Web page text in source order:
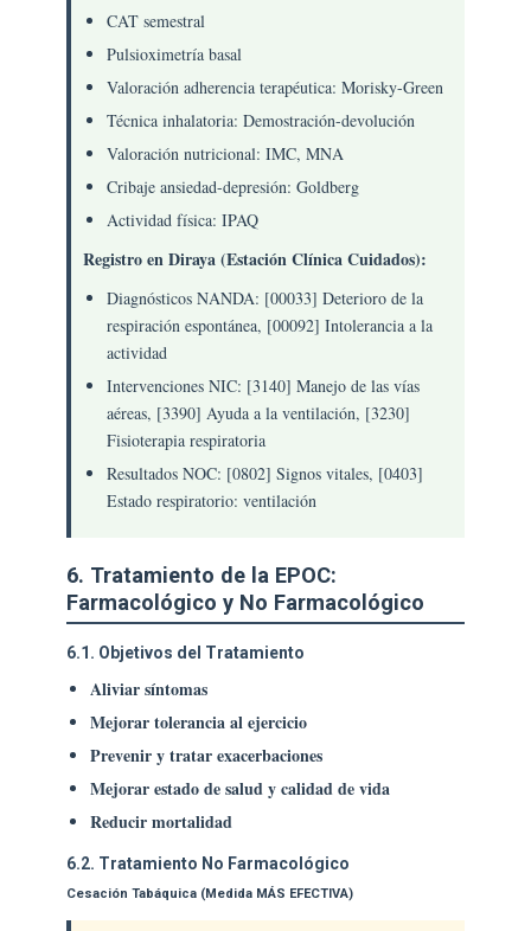
CAT semestral
Pulsioximetría basal
Valoración adherencia terapéutica: Morisky-Green
Técnica inhalatoria: Demostración-devolución
Valoración nutricional: IMC, MNA
Cribaje ansiedad-depresión: Goldberg
Actividad física: IPAQ
Registro en Diraya (Estación Clínica Cuidados):
Diagnósticos NANDA: [00033] Deterioro de la
respiración espontánea, [00092] Intolerancia a la
actividad
Intervenciones NIC: [3140] Manejo de las vías
aéreas, [3390] Ayuda a la ventilación, [3230]
Fisioterapia respiratoria
Resultados NOC: [0802] Signos vitales, [0403]
Estado respiratorio: ventilación
6. Tratamiento de la EPOC:
Farmacológico y No Farmacológico
6.1. Objetivos del Tratamiento
Aliviar síntomas
Mejorar tolerancia al ejercicio
Prevenir y tratar exacerbaciones
Mejorar estado de salud y calidad de vida
Reducir mortalidad
6.2. Tratamiento No Farmacológico
Cesación Tabáquica (Medida MÁS EFECTIVA)